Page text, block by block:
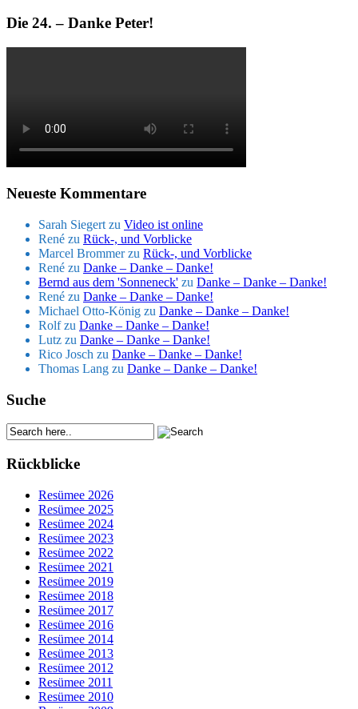
Die 24. – Danke Peter!
Neueste Kommentare
Sarah Siegert zu Video ist online
René zu Rück-, und Vorblicke
Marcel Brommerzu Rück-, und Vorblicke
René zu Danke – Danke – Danke!
Bernd aus dem 'Sonneneck' zu Danke – Danke – Danke!
René zu Danke – Danke – Danke!
Michael Otto-König zu Danke – Danke – Danke!
Rolfzu Danke – Danke – Danke!
Lutz zu Danke – Danke – Danke!
Rico Josch zu Danke – Danke – Danke!
Thomas Lang zu Danke – Danke – Danke!
Suche
Rückblicke
Resümee 2026
Resümee 2025
Resümee 2024
Resümee 2023
Resümee 2022
Resümee 2021
Resümee 2019
Resümee 2018
Resümee 2017
Resümee 2016
Resümee 2014
Resümee 2013
Resümee 2012
Resümee 2011
Resümee 2010